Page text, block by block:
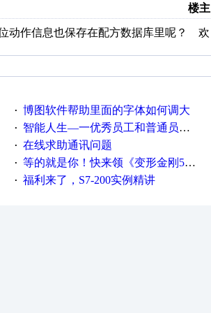
楼主
动作信息也保存在配方数据库里呢？ 欢
· 博图软件帮助里面的字体如何调大
· 智能人生—一优秀员工和普通员工差别，精辟到位！
· 在线求助通讯问题
· 等的就是你！快来领《变形金刚5》观影券
· 福利来了，S7-200实例精讲